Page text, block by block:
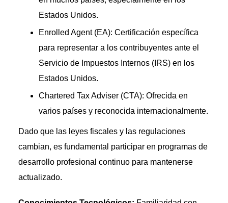
Estados Unidos.
Enrolled Agent (EA): Certificación específica
para representar a los contribuyentes ante el
Servicio de Impuestos Internos (IRS) en los
Estados Unidos.
Chartered Tax Adviser (CTA): Ofrecida en
varios países y reconocida internacionalmente.
Dado que las leyes fiscales y las regulaciones
cambian, es fundamental participar en programas de
desarrollo profesional continuo para mantenerse
actualizado.